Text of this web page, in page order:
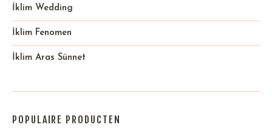
İklim Wedding
İklim Fenomen
İklim Aras Sünnet
POPULAIRE PRODUCTEN